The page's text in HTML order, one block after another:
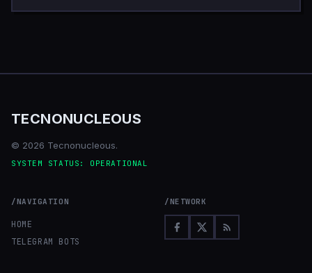
TECNONUCLEOUS
© 2026 Tecnonucleous.
SYSTEM STATUS: OPERATIONAL
/NAVIGATION
HOME
TELEGRAM BOTS
/NETWORK